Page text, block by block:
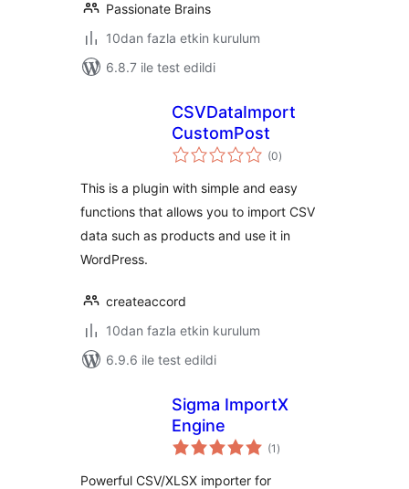
Passionate Brains
10dan fazla etkin kurulum
6.8.7 ile test edildi
CSVDataImport
CustomPost
(0toplam
puan
)
This is a plugin with simple and easy
functions that allows you to import CSV
data such as products and use it in
WordPress.
createaccord
10dan fazla etkin kurulum
6.9.6 ile test edildi
Sigma ImportX
Engine
(1 toplam
puan
)
Powerful CSV/XLSX importer for